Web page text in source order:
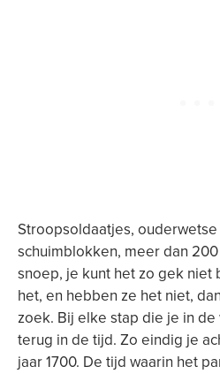
Stroopsoldaatjes,
schuimblokken, meer dan
snoep, je kunt het zo gek
het, en hebben ze het niet,
zoek. Bij elke stap die je in
terug in de tijd. Zo eindig je
jaar 1700. De tijd waarin het